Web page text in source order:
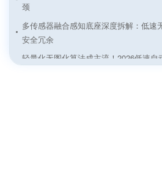
颈
多传感器融合感知底座深度拆解：低速
安全冗余
轻量化无图化算法成主流！2026低速